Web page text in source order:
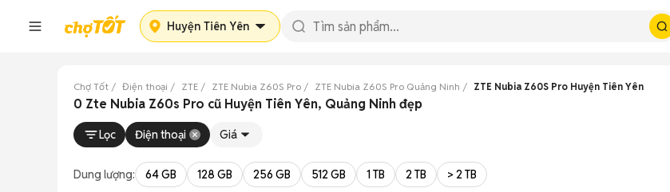
Huyện Tiên Yên
Chợ Tốt Điện thoại ZTE ZTE Nubia Z60S Pro ZTE Nubia Z60S Pro Quảng Ninh ZTE Nubia Z60S Pro Huyện Tiên Yên
0 Zte Nubia Z60s Pro cũ Huyện Tiên Yên, Quảng Ninh đẹp
Lọc Điện thoại Giá
Dung lượng: 64 GB 128 GB 256 GB 512 GB 1 TB 2 TB > 2 TB